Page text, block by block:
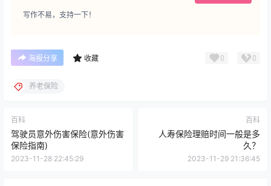
写作不易，支持一下！
海报分享 收藏 0 0
养老保险
百科
驾驶员意外伤害保险(意外伤害
保险指南)
2023-11-28 22:45:29
百科
人寿保险理赔时间一般是多
久？
2023-11-29 21:36:45